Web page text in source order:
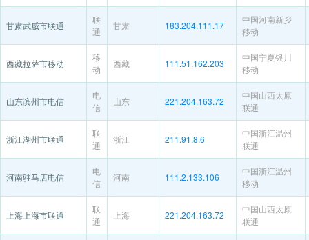
甘肃武威市联通
联
通
甘肃 183.204.111.17
中国河南新乡
移动
西藏拉萨市移动
移
动
西藏 111.51.162.203
中国宁夏银川
移动
山东滨州市电信
电
信
山东 221.204.163.72
中国山西太原
联通
浙江湖州市联通
联
通
浙江 211.91.8.6
中国浙江温州
联通
河南驻马店电信
电
信
河南 111.2.133.106
中国浙江温州
移动
上海上海市联通
联
通
上海 221.204.163.72
中国山西太原
联通